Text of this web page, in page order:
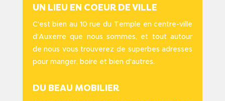
UN LIEU EN COEUR DE VILLE
C’est bien au 10 rue du Temple en centre-ville
d’Auxerre que nous sommes, et tout autour
de nous vous trouverez de superbes adresses
pour manger, boire et bien d’autres.
DU BEAU MOBILIER